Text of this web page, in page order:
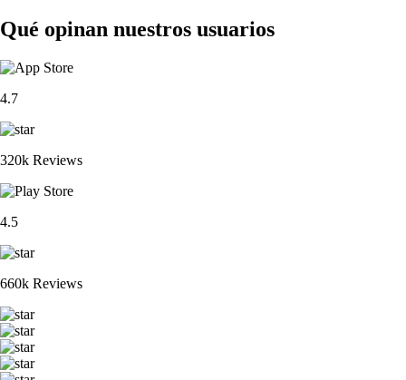
Qué opinan nuestros usuarios
4.7
320k Reviews
4.5
660k Reviews